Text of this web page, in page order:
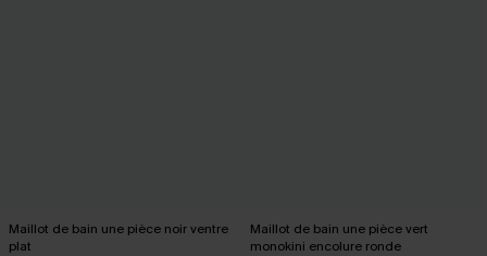
Maillot de bain une pièce noir ventre
plat
Maillot de bain une pièce vert
monokini encolure ronde